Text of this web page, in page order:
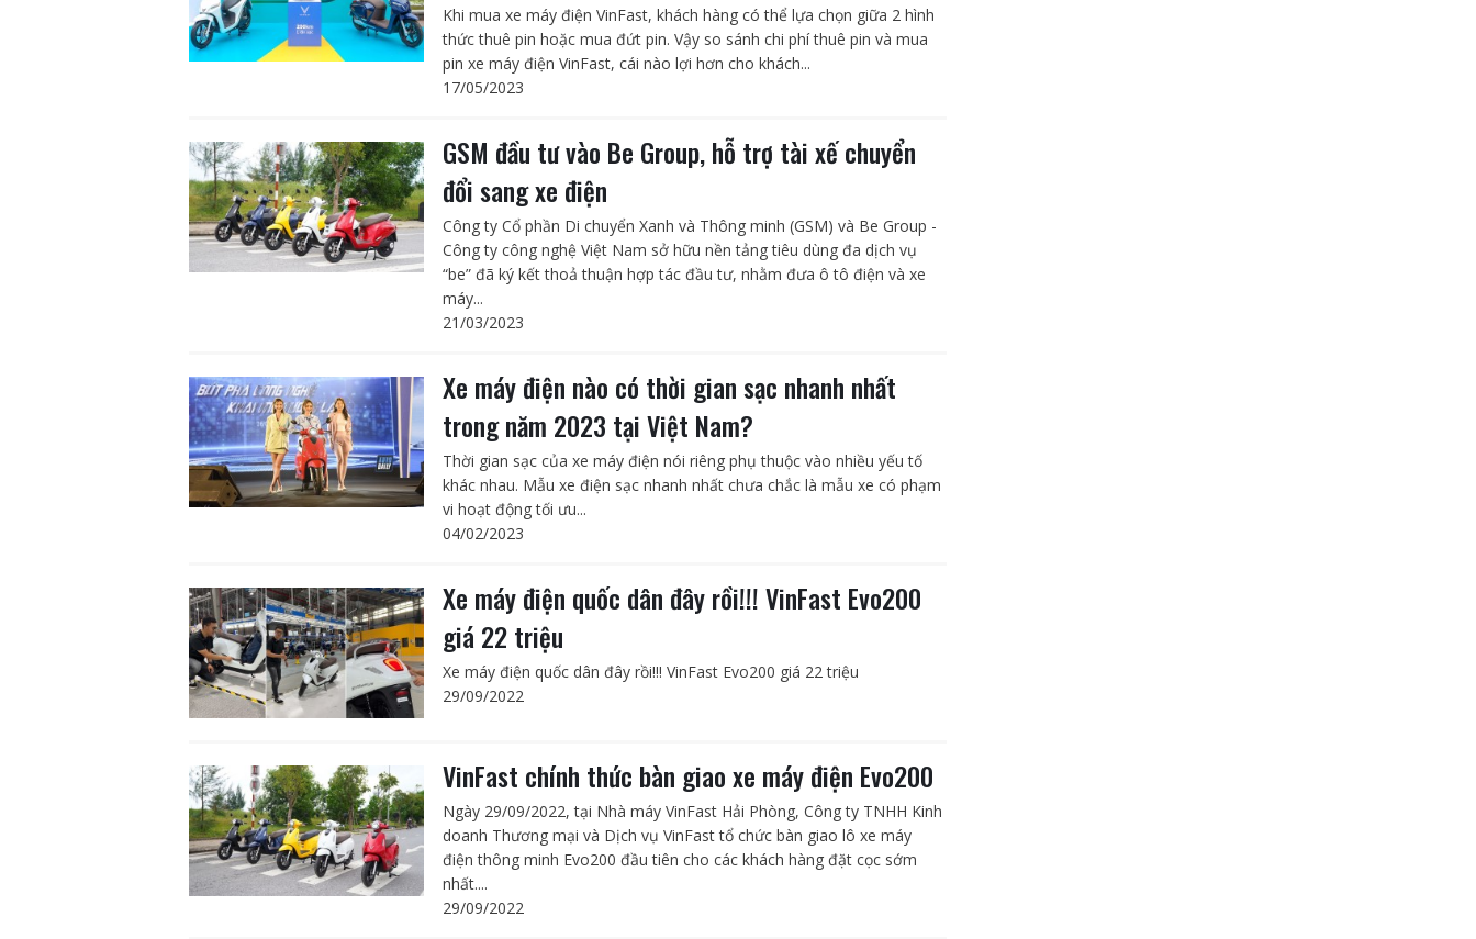
Khi mua xe máy điện VinFast, khách hàng có thể lựa chọn giữa 2 hình
thức thuê pin hoặc mua đứt pin. Vậy so sánh chi phí thuê pin và mua
pin xe máy điện VinFast, cái nào lợi hơn cho khách...
17/05/2023
GSM đầu tư vào Be Group, hỗ trợ tài xế chuyển
đổi sang xe điện
Công ty Cổ phần Di chuyển Xanh và Thông minh (GSM) và Be Group -
Công ty công nghệ Việt Nam sở hữu nền tảng tiêu dùng đa dịch vụ
“be” đã ký kết thoả thuận hợp tác đầu tư, nhằm đưa ô tô điện và xe
máy...
21/03/2023
Xe máy điện nào có thời gian sạc nhanh nhất
trong năm 2023 tại Việt Nam?
Thời gian sạc của xe máy điện nói riêng phụ thuộc vào nhiều yếu tố
khác nhau. Mẫu xe điện sạc nhanh nhất chưa chắc là mẫu xe có phạm
vi hoạt động tối ưu...
04/02/2023
Xe máy điện quốc dân đây rồi!!! VinFast Evo200
giá 22 triệu
Xe máy điện quốc dân đây rồi!!! VinFast Evo200 giá 22 triệu
29/09/2022
VinFast chính thức bàn giao xe máy điện Evo200
Ngày 29/09/2022, tại Nhà máy VinFast Hải Phòng, Công ty TNHH Kinh
doanh Thương mại và Dịch vụ VinFast tổ chức bàn giao lô xe máy
điện thông minh Evo200 đầu tiên cho các khách hàng đặt cọc sớm
nhất....
29/09/2022